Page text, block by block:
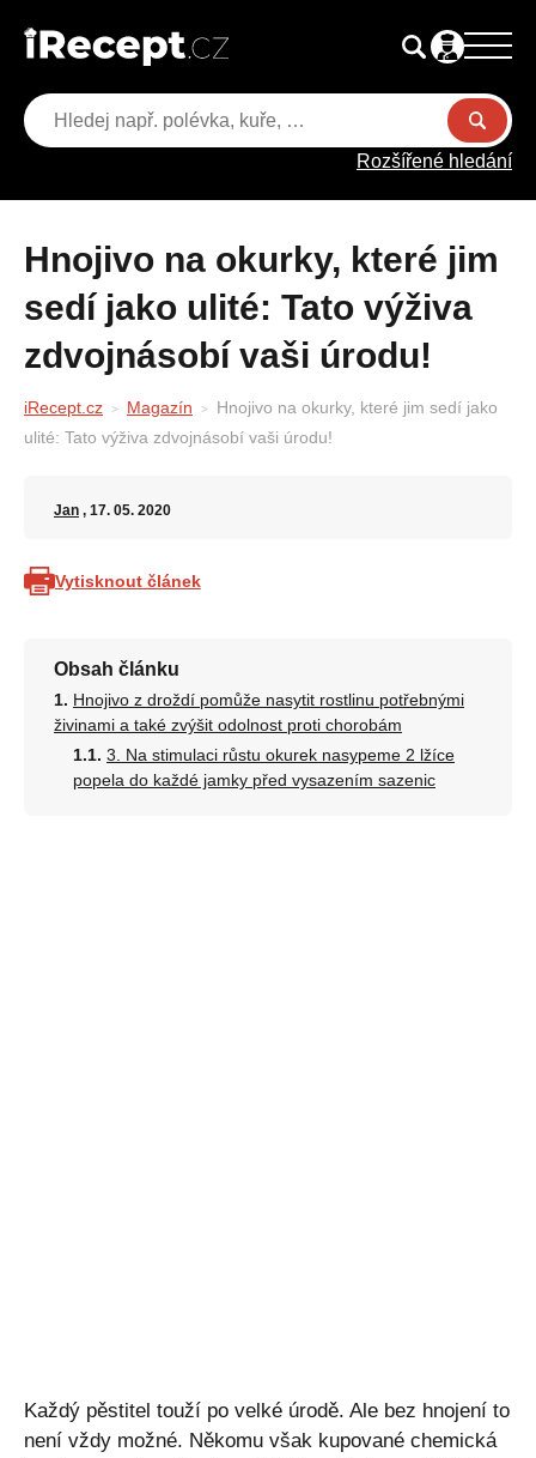
Rozšířené hledání
Hnojivo na okurky, které jim
sedí jako ulité: Tato výživa
zdvojnásobí vaši úrodu!
iRecept.cz Magazín
Hnojivo na okurky, které jim sedí jako
ulité: Tato výživa zdvojnásobí vaši úrodu!
Jan , 17. 05. 2020
Vytisknout článek
Obsah článku
Hnojivo z droždí pomůže nasytit rostlinu potřebnými
živinami a také zvýšit odolnost proti chorobám
3. Na stimulaci růstu okurek nasypeme 2 lžíce
popela do každé jamky před vysazením sazenic
Každý pěstitel touží po velké úrodě. Ale bez hnojení to
není vždy možné. Někomu však kupované chemická